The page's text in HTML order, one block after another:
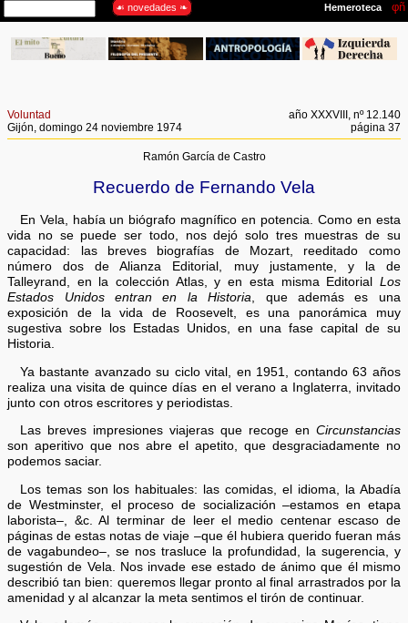
Voluntad
Gijón, domingo 24 noviembre 1974
año XXXVIII, nº 12.140
página 37
Ramón García de Castro
Recuerdo de Fernando Vela
En Vela, había un biógrafo magnífico en potencia. Como en esta
vida no se puede ser todo, nos dejó solo tres muestras de su
capacidad: las breves biografías de Mozart, reeditado como
número dos de Alianza Editorial, muy justamente, y la de
Talleyrand, en la colección Atlas, y en esta misma Editorial Los
Estados Unidos entran en la Historia, que además es una
exposición de la vida de Roosevelt, es una panorámica muy
sugestiva sobre los Estadas Unidos, en una fase capital de su
Historia.
Ya bastante avanzado su ciclo vital, en 1951, contando 63 años
realiza una visita de quince días en el verano a Inglaterra, invitado
junto con otros escritores y periodistas.
Las breves impresiones viajeras que recoge en Circunstancias
son aperitivo que nos abre el apetito, que desgraciadamente no
podemos saciar.
Los temas son los habituales: las comidas, el idioma, la Abadía
de Westminster, el proceso de socialización –estamos en etapa
laborista–, &c. Al terminar de leer el medio centenar escaso de
páginas de estas notas de viaje –que él hubiera querido fueran más
de vagabundeo–, se nos trasluce la profundidad, la sugerencia, y
sugestión de Vela. Nos invade ese estado de ánimo que él mismo
describió tan bien: queremos llegar pronto al final arrastrados por la
amenidad y al alcanzar la meta sentimos el tirón de continuar.